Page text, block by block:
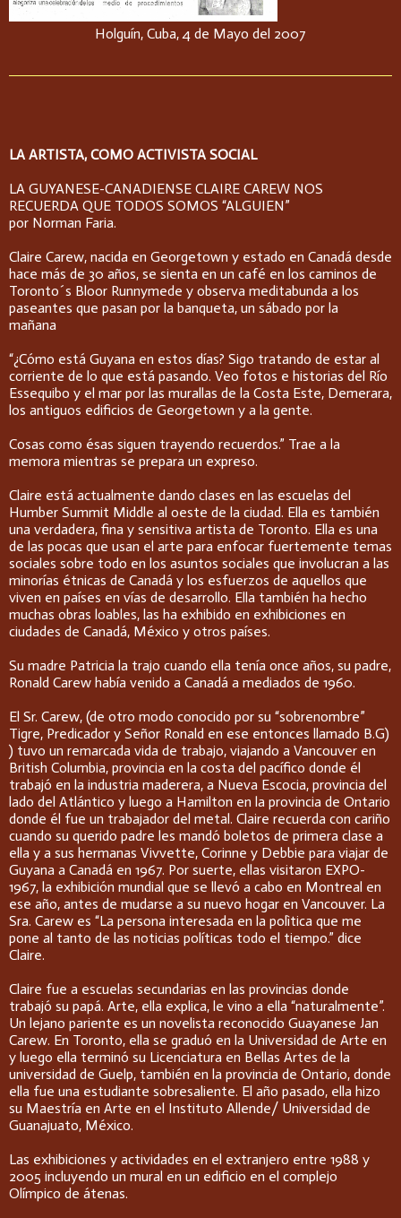
Holguín, Cuba, 4 de Mayo del 2007
LA ARTISTA, COMO ACTIVISTA SOCIAL
LA GUYANESE-CANADIENSE CLAIRE CAREW NOS
RECUERDA QUE TODOS SOMOS “ALGUIEN”
por Norman Faria.
Claire Carew, nacida en Georgetown y estado en Canadá desde
hace más de 30 años, se sienta en un café en los caminos de
Toronto´s Bloor Runnymede y observa meditabunda a los
paseantes que pasan por la banqueta, un sábado por la
mañana
“¿Cómo está Guyana en estos días? Sigo tratando de estar al
corriente de lo que está pasando. Veo fotos e historias del Río
Essequibo y el mar por las murallas de la Costa Este, Demerara,
los antiguos edificios de Georgetown y a la gente.
Cosas como ésas siguen trayendo recuerdos.” Trae a la
memora mientras se prepara un expreso.
Claire está actualmente dando clases en las escuelas del
Humber Summit Middle al oeste de la ciudad. Ella es también
una verdadera, fina y sensitiva artista de Toronto. Ella es una
de las pocas que usan el arte para enfocar fuertemente temas
sociales sobre todo en los asuntos sociales que involucran a las
minorías étnicas de Canadá y los esfuerzos de aquellos que
viven en países en vías de desarrollo. Ella también ha hecho
muchas obras loables, las ha exhibido en exhibiciones en
ciudades de Canadá, México y otros países.
Su madre Patricia la trajo cuando ella tenía once años, su padre,
Ronald Carew había venido a Canadá a mediados de 1960.
El Sr. Carew, (de otro modo conocido por su “sobrenombre”
Tigre, Predicador y Señor Ronald en ese entonces llamado B.G)
) tuvo un remarcada vida de trabajo, viajando a Vancouver en
British Columbia, provincia en la costa del pacífico donde él
trabajó en la industria maderera, a Nueva Escocia, provincia del
lado del Atlántico y luego a Hamilton en la provincia de Ontario
donde él fue un trabajador del metal. Claire recuerda con cariño
cuando su querido padre les mandó boletos de primera clase a
ella y a sus hermanas Vivvette, Corinne y Debbie para viajar de
Guyana a Canadá en 1967. Por suerte, ellas visitaron EXPO-
1967, la exhibición mundial que se llevó a cabo en Montreal en
ese año, antes de mudarse a su nuevo hogar en Vancouver. La
Sra. Carew es “La persona interesada en la polìtica que me
pone al tanto de las noticias políticas todo el tiempo.” dice
Claire.
Claire fue a escuelas secundarias en las provincias donde
trabajó su papá. Arte, ella explica, le vino a ella “naturalmente”.
Un lejano pariente es un novelista reconocido Guayanese Jan
Carew. En Toronto, ella se graduó en la Universidad de Arte en
y luego ella terminó su Licenciatura en Bellas Artes de la
universidad de Guelp, también en la provincia de Ontario, donde
ella fue una estudiante sobresaliente. El año pasado, ella hizo
su Maestría en Arte en el Instituto Allende/ Universidad de
Guanajuato, México.
Las exhibiciones y actividades en el extranjero entre 1988 y
2005 incluyendo un mural en un edificio en el complejo
Olímpico de átenas.